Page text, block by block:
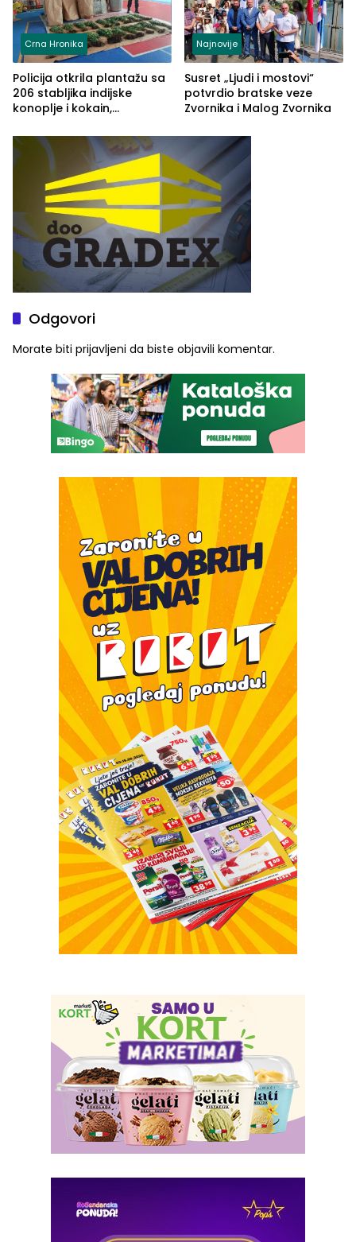
Crna Hronika
Policija otkrila plantažu sa
206 stabljika indijske
konoplje i kokain,
(FOTO)
Najnovije
Susret „Ljudi i mostovi“
potvrdio bratske veze
Zvornika i Malog Zvornika
Odgovori
Morate biti prijavljeni da biste objavili komentar.